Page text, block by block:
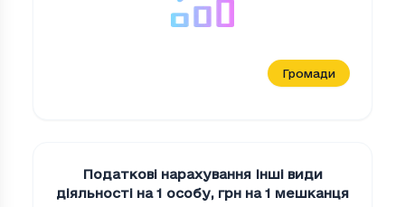
Громади
Податкові нарахування Iншi види
дiяльностi на 1 особу, грн на 1 мешканця